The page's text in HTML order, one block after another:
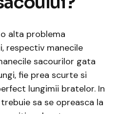
alta problema
respectiv manecile
sacourilor gata
fie prea scurte si
lungimii bratelor. In
sa se opreasca la